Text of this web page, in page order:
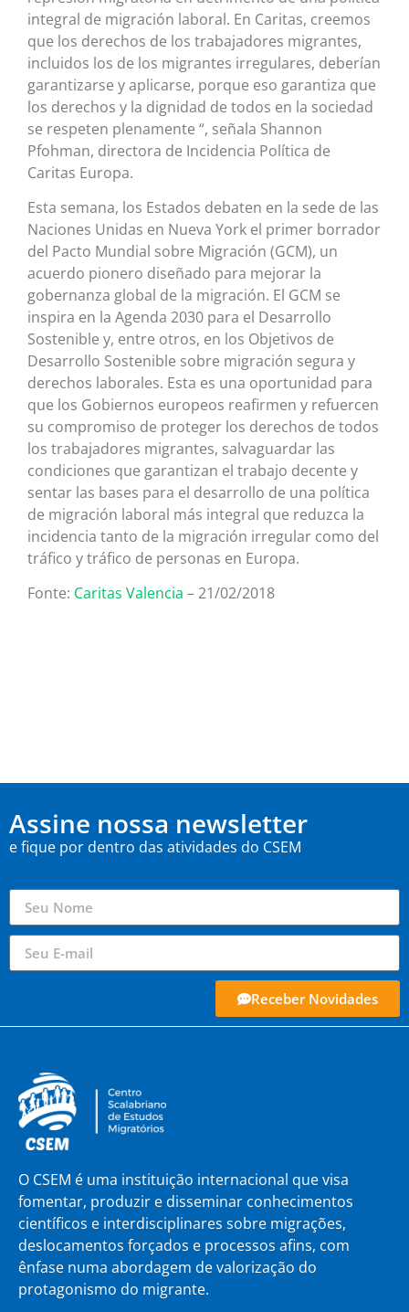
integral de migración laboral. En Caritas, creemos
que los derechos de los trabajadores migrantes,
incluidos los de los migrantes irregulares, deberían
garantizarse y aplicarse, porque eso garantiza que
los derechos y la dignidad de todos en la sociedad
se respeten plenamente “, señala Shannon
Pfohman, directora de Incidencia Política de
Caritas Europa.
Esta semana, los Estados debaten en la sede de las
Naciones Unidas en Nueva York el primer borrador
del Pacto Mundial sobre Migración (GCM), un
acuerdo pionero diseñado para mejorar la
gobernanza global de la migración. El GCM se
inspira en la Agenda 2030 para el Desarrollo
Sostenible y, entre otros, en los Objetivos de
Desarrollo Sostenible sobre migración segura y
derechos laborales. Esta es una oportunidad para
que los Gobiernos europeos reafirmen y refuercen
su compromiso de proteger los derechos de todos
los trabajadores migrantes, salvaguardar las
condiciones que garantizan el trabajo decente y
sentar las bases para el desarrollo de una política
de migración laboral más integral que reduzca la
incidencia tanto de la migración irregular como del
tráfico y tráfico de personas en Europa.
Fonte: Caritas Valencia – 21/02/2018
Assine nossa newsletter
e fique por dentro das atividades do CSEM
Receber Novidades
O CSEM é uma instituição internacional que visa
fomentar, produzir e disseminar conhecimentos
científicos e interdisciplinares sobre migrações,
deslocamentos forçados e processos afins, com
ênfase numa abordagem de valorização do
protagonismo do migrante.